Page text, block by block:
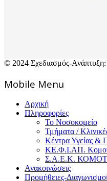
© 2024 Σχεδιασμός-Ανάπτυξη:
Mοbile Menu
Αρχική
Πληροφορίες
Το Νοσοκομείο
Τμήματα /
Κέντρα Υγείας &
ΚΕ.Φ.Ι.ΑΠ.
Σ.Α.Ε.Κ.
Ανακοινώσεις
Προμήθειες-